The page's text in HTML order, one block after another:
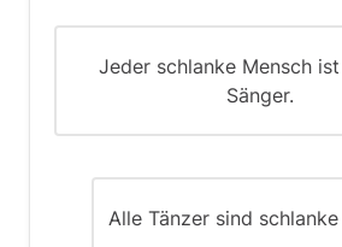
Jeder schlanke Mensch
Sänger.
Alle Tänzer sind schlanke